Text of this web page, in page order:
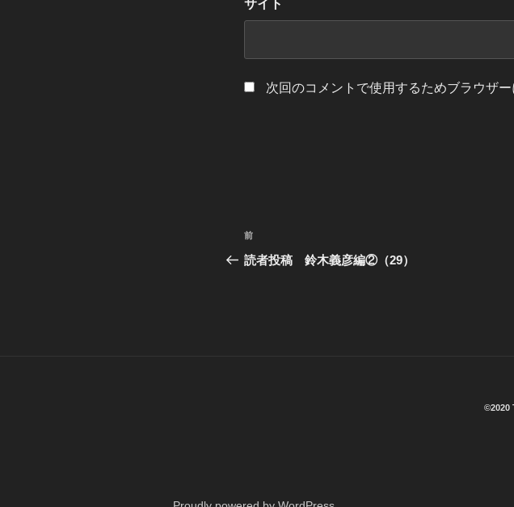
サイト
次回のコメントで使用するためブラウザ
投
稿
過
去
前
読者投稿 鈴木義彦編②（29）
©︎2020